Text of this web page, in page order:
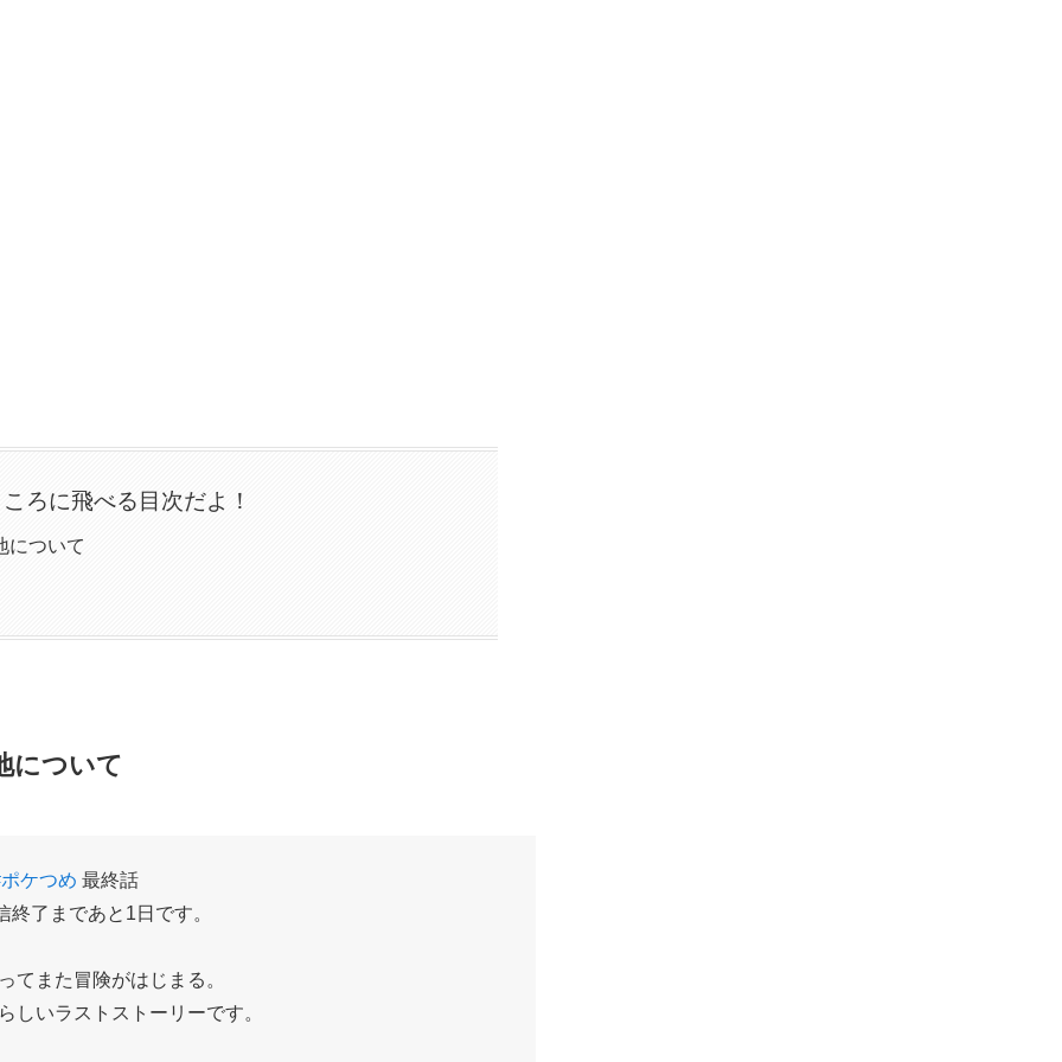
ろに飛べる目次だよ！
について
について
ケつめ 最終話
終了まであと1日です。
てまた冒険がはじまる。
しいラストストーリーです。